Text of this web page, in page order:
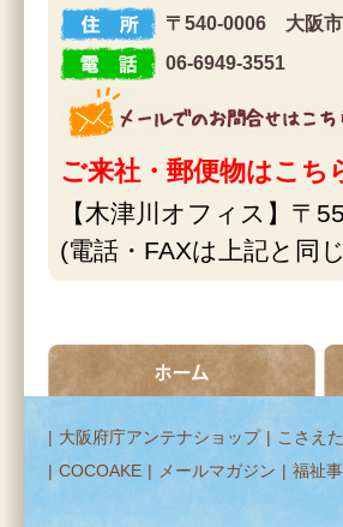
住 所
〒540-0006 大阪
電 話
06-6949-3551
ご来社・郵便物はこち
【木津川オフィス】〒
(電話・FAXは上記と同
| 大阪府庁アンテナショップ | こさえ
| COCOAKE | メールマガジン | 福祉